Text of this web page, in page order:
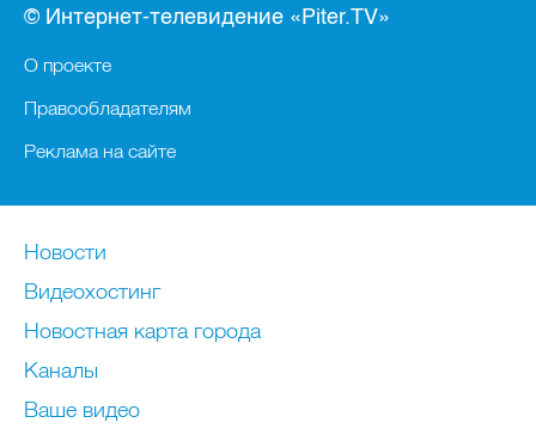
© Интернет-телевидение «Piter.TV»
О проекте
Правообладателям
Реклама на сайте
Новости
Видеохостинг
Новостная карта города
Каналы
Ваше видео